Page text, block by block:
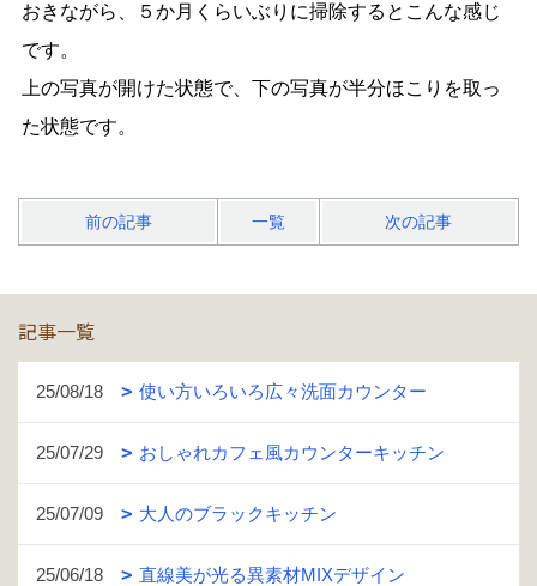
おきながら、５か月くらいぶりに掃除するとこんな感じ
です。
上の写真が開けた状態で、下の写真が半分ほこりを取っ
た状態です。
前の記事 一覧 次の記事
記事一覧
25/08/18 使い方いろいろ広々洗面カウンター
25/07/29 おしゃれカフェ風カウンターキッチン
25/07/09 大人のブラックキッチン
25/06/18 直線美が光る異素材MIXデザイン